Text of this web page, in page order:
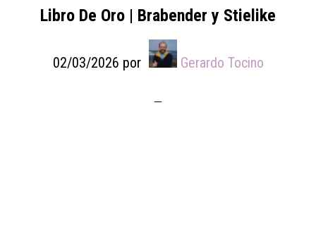
Libro De Oro | Brabender y Stielike
02/03/2026 por Gerardo Tocino